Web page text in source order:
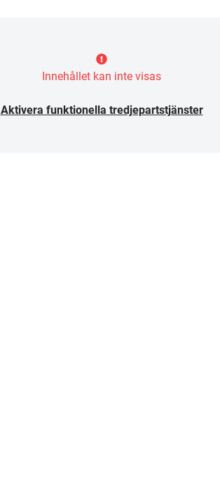
Innehållet kan inte visas
Aktivera funktionella tredjepartstjänster